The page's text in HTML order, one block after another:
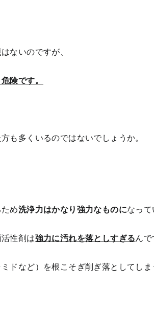
ないのですが、
険です。
も多くいるのではないでしょうか。
め洗浄力はかなり強力なものになって
性剤は強力に汚れを落としすぎるんで
ドなど）を根こそぎ削ぎ落としてし